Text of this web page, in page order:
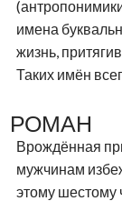
имена
жизнь,
Таких имён
РОМАН
Врождённая
мужчинам
этому шестому